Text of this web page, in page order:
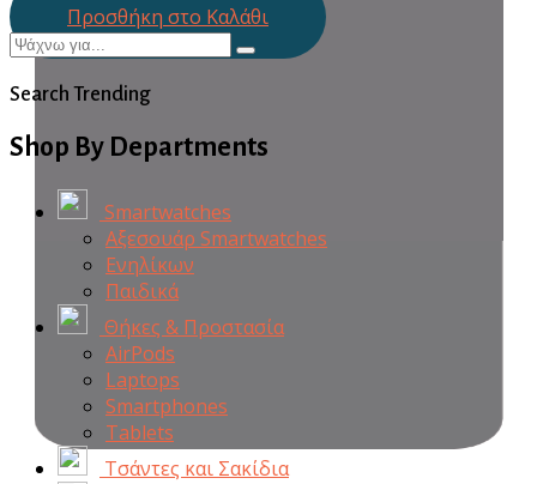
Προσθήκη στο Καλάθι
Search Trending
Shop By Departments
Smartwatches
Αξεσουάρ Smartwatches
Ενηλίκων
Παιδικά
Θήκες & Προστασία
AirPods
Laptops
Smartphones
Tablets
Τσάντες και Σακίδια